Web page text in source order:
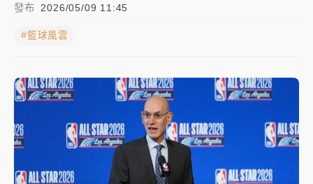
女律師陳昱瑄詐慈濟10億！黃金158kg遭查扣畫面曝光
旅局回應了
中信慈善基金會想增加董事人數！辜仲諒向法院聲請遭
駁 理由曝光
故宮《龍藏經》特展第2檔！今線上預約開賣一度塞車
周六起展出延長至晚上7時
發布 2026/05/09 11:45
#籃球風雲